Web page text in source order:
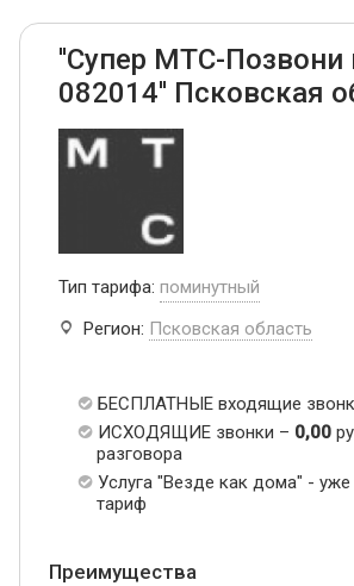
''Супер МТС-
082014'' Псковская
Тип тарифа: поминутный
Регион: Псковская область
БЕСПЛАТНЫЕ входящие
ИСХОДЯЩИЕ звонки – 0,00
разговора
Услуга "Везде как дома" -
тариф
Преимущества